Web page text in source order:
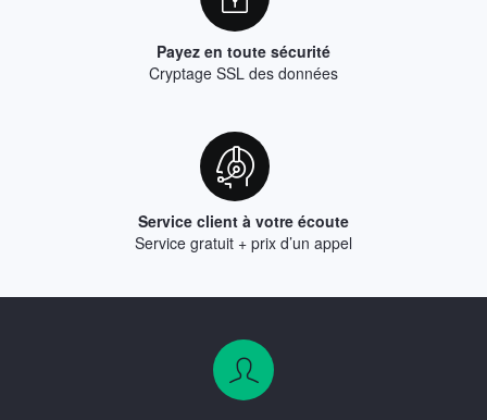
Payez en toute sécurité
Cryptage SSL des données
Service client à votre écoute
Service gratuit + prix d’un appel